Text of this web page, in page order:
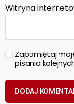
Witryna
Zapamiętaj
pisania